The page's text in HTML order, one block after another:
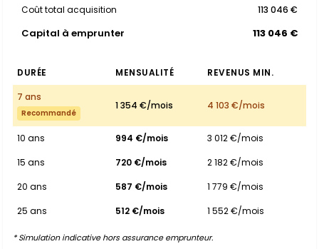
Coût total acquisition 113 046 €
Capital à emprunter 113 046 €
DURÉE MENSUALITÉ
REVENUS MIN.
7 ans
Recommandé
1 354 €/mois 4 103 €/mois
10 ans 994 €/mois
3 012 €/mois
15 ans
720 €/mois
2 182 €/mois
20 ans
587 €/mois
1 779 €/mois
25 ans
512 €/mois 1 552 €/mois
* Simulation indicative hors assurance emprunteur.